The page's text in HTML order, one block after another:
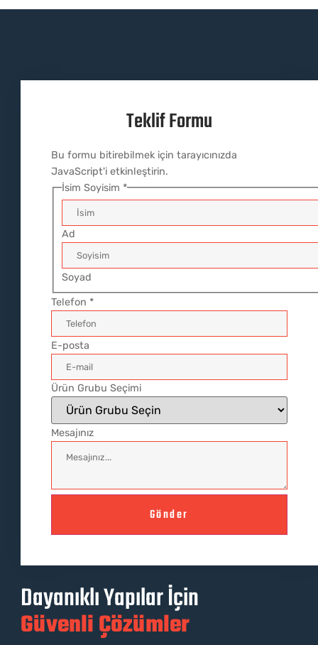
Teklif Formu
Bu formu bitirebilmek için tarayıcınızda
JavaScript'i etkinleştirin.
İsim Soyisim *
Ad
Soyad
Telefon *
E-posta
Ürün Grubu Seçimi
Mesajınız
Gönder
Dayanıklı Yapılar İçin
Güvenli Çözümler